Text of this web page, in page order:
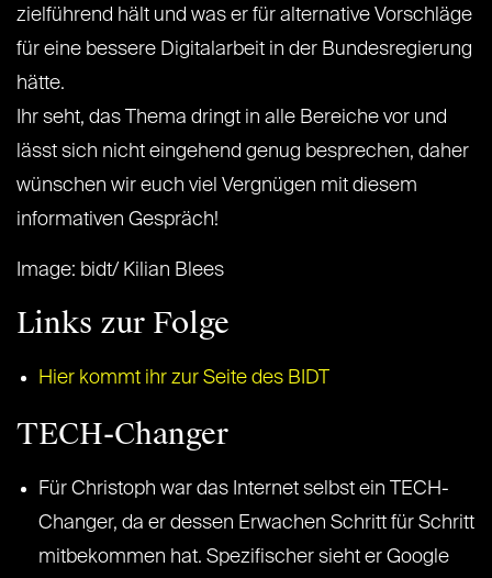
zielführend hält und was er für alternative Vorschläge
für eine bessere Digitalarbeit in der Bundesregierung
hätte.
Ihr seht, das Thema dringt in alle Bereiche vor und
lässt sich nicht eingehend genug besprechen, daher
wünschen wir euch viel Vergnügen mit diesem
informativen Gespräch!
Image: bidt/ Kilian Blees
Links zur Folge
Hier kommt ihr zur Seite des BIDT
TECH-Changer
Für Christoph war das Internet selbst ein TECH-
Changer, da er dessen Erwachen Schritt für Schritt
mitbekommen hat. Spezifischer sieht er Google